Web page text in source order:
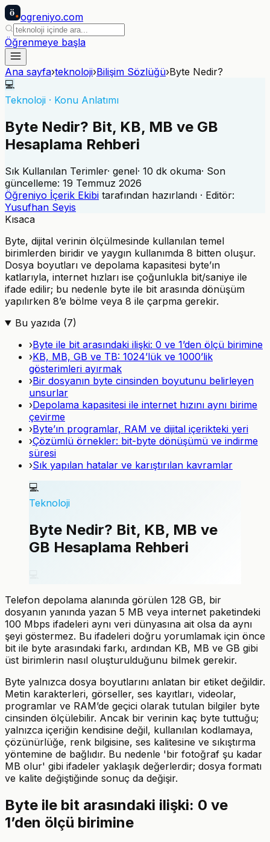
ö ogreniyo.com
Öğrenmeye başla
Ana sayfa›teknoloji›Bilişim Sözlüğü›Byte Nedir?
💻
Teknoloji · Konu Anlatımı
Byte Nedir? Bit, KB, MB ve GB
Hesaplama Rehberi
Sık Kullanılan Terimler· genel· 10 dk okuma· Son
güncelleme: 19 Temmuz 2026
Öğreniyo İçerik Ekibi tarafından hazırlandı · Editör:
Yusufhan Seyis
Kısaca
Byte, dijital verinin ölçülmesinde kullanılan temel
birimlerden biridir ve yaygın kullanımda 8 bitten oluşur.
Dosya boyutları ve depolama kapasitesi byte’ın
katlarıyla, internet hızları ise çoğunlukla bit/saniye ile
ifade edilir; bu nedenle byte ile bit arasında dönüşüm
yapılırken 8’e bölme veya 8 ile çarpma gerekir.
Bu yazıda (7)
›Byte ile bit arasındaki ilişki: 0 ve 1’den ölçü birimine
›KB, MB, GB ve TB: 1024’lük ve 1000’lik
gösterimleri ayırmak
›Bir dosyanın byte cinsinden boyutunu belirleyen
unsurlar
›Depolama kapasitesi ile internet hızını aynı birime
çevirme
›Byte’ın programlar, RAM ve dijital içerikteki yeri
›Çözümlü örnekler: bit-byte dönüşümü ve indirme
süresi
›Sık yapılan hatalar ve karıştırılan kavramlar
💻
Teknoloji
Byte Nedir? Bit, KB, MB ve
GB Hesaplama Rehberi
Telefon depolama alanında görülen 128 GB, bir
dosyanın yanında yazan 5 MB veya internet paketindeki
100 Mbps ifadeleri aynı veri dünyasına ait olsa da aynı
şeyi göstermez. Bu ifadeleri doğru yorumlamak için önce
bit ile byte arasındaki farkı, ardından KB, MB ve GB gibi
üst birimlerin nasıl oluşturulduğunu bilmek gerekir.
Byte yalnızca dosya boyutlarını anlatan bir etiket değildir.
Metin karakterleri, görseller, ses kayıtları, videolar,
programlar ve RAM’de geçici olarak tutulan bilgiler byte
cinsinden ölçülebilir. Ancak bir verinin kaç byte tuttuğu;
yalnızca içeriğin kendisine değil, kullanılan kodlamaya,
çözünürlüğe, renk bilgisine, ses kalitesine ve sıkıştırma
yöntemine de bağlıdır. Bu nedenle 'bir fotoğraf şu kadar
MB olur' gibi ifadeler yaklaşık değerlerdir; dosya formatı
ve kalite değiştiğinde sonuç da değişir.
Byte ile bit arasındaki ilişki: 0 ve
1’den ölçü birimine